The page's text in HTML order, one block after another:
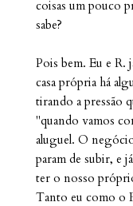
coisas um pouco
sabe?
Pois bem. Eu e R.
casa própria há
tirando a pressão
"quando vamos
aluguel. O
param de subir, e
ter o nosso
Tanto eu como o